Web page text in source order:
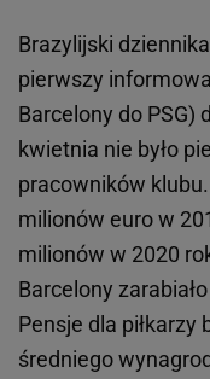
Brazylijski
pierwszy
Barcelony do PSG)
kwietnia nie było
pracowników
milionów euro w
milionów w 2020
Barcelony
Pensje dla piłkarzy
średniego